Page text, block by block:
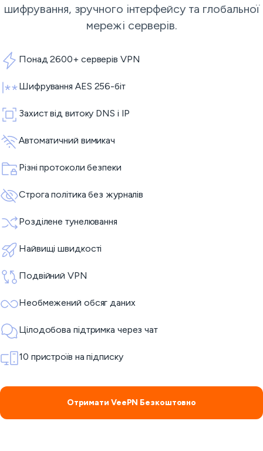
шифрування, зручного інтерфейсу та глобальної
мережі серверів.
Понад 2600+ серверів VPN
Шифрування AES 256-біт
Захист від витоку DNS і IP
Автоматичний вимикач
Різні протоколи безпеки
Строга політика без журналів
Розділене тунелювання
Найвищі швидкості
Подвійний VPN
Необмежений обсяг даних
Цілодобова підтримка через чат
10 пристроїв на підписку
Отримати VeePN Безкоштовно